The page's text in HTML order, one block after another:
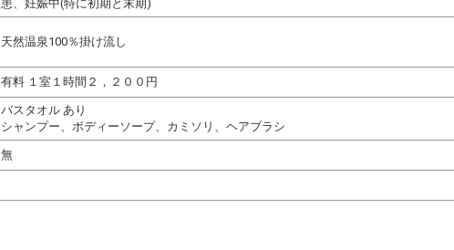
患、妊娠中(特に初期と末期)
天然温泉100％掛け流し
有料 １室１時間２，２００円
バスタオル あり
シャンプー、ボディーソープ、カミソリ、ヘアブラシ
無